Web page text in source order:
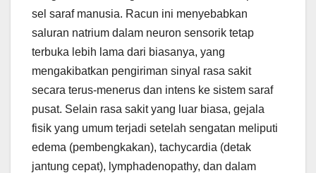
sel saraf manusia. Racun ini menyebabkan
saluran natrium dalam neuron sensorik tetap
terbuka lebih lama dari biasanya, yang
mengakibatkan pengiriman sinyal rasa sakit
secara terus-menerus dan intens ke sistem saraf
pusat. Selain rasa sakit yang luar biasa, gejala
fisik yang umum terjadi setelah sengatan meliputi
edema (pembengkakan), tachycardia (detak
jantung cepat), lymphadenopathy, dan dalam